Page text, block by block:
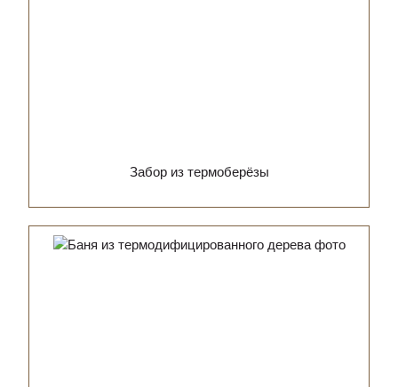
Забор из термоберёзы